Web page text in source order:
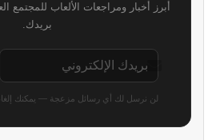
أبرز أخبار ومراجعات الألعاب
بريدك.
لن نرسل لك أي رسائل مزعجة — يمكنك